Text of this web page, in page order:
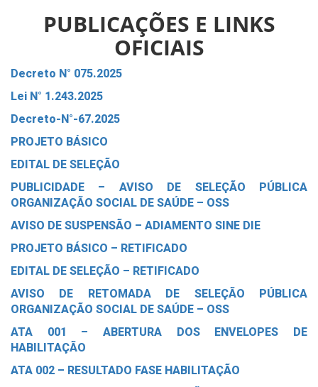
PUBLICAÇÕES E LINKS
OFICIAIS
Decreto N° 075.2025
Lei N° 1.243.2025
Decreto-N°-67.2025
PROJETO BÁSICO
EDITAL DE SELEÇÃO
PUBLICIDADE – AVISO DE SELEÇÃO PÚBLICA
ORGANIZAÇÃO SOCIAL DE SAÚDE – OSS
AVISO DE SUSPENSÃO – ADIAMENTO SINE DIE
PROJETO BÁSICO – RETIFICADO
EDITAL DE SELEÇÃO – RETIFICADO
AVISO DE RETOMADA DE SELEÇÃO PÚBLICA
ORGANIZAÇÃO SOCIAL DE SAÚDE – OSS
ATA 001 – ABERTURA DOS ENVELOPES DE
HABILITAÇÃO
ATA 002 – RESULTADO FASE HABILITAÇÃO